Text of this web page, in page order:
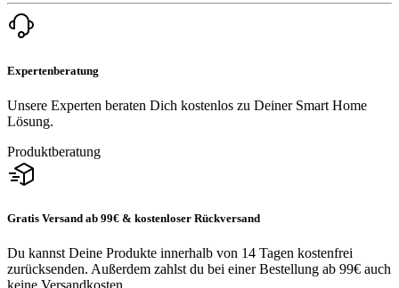
Expertenberatung
Unsere Experten beraten Dich kostenlos zu Deiner Smart Home
Lösung.
Produktberatung
Gratis Versand ab 99€ & kostenloser Rückversand
Du kannst Deine Produkte innerhalb von 14 Tagen kostenfrei
zurücksenden. Außerdem zahlst du bei einer Bestellung ab 99€ auch
keine Versandkosten.